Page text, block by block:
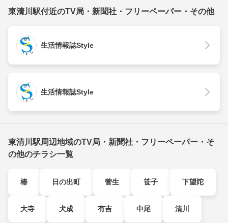
東清川駅付近のTV局・新聞社・フリーペーパー・その他
生活情報誌Style
生活情報誌Style
東清川駅周辺地域のTV局・新聞社・フリーペーパー・そ
の他のチラシ一覧
椿 日の出町 菅生 笹子 下望陀
大寺 犬成 有吉 中尾 清川